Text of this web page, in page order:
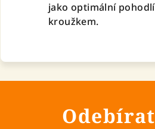
jako optimální
kroužkem.